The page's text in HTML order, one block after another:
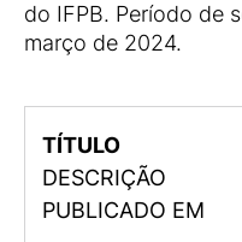
do IFPB. Período de
março de 2024.
TÍTULO
DESCRIÇÃO
PUBLICADO EM